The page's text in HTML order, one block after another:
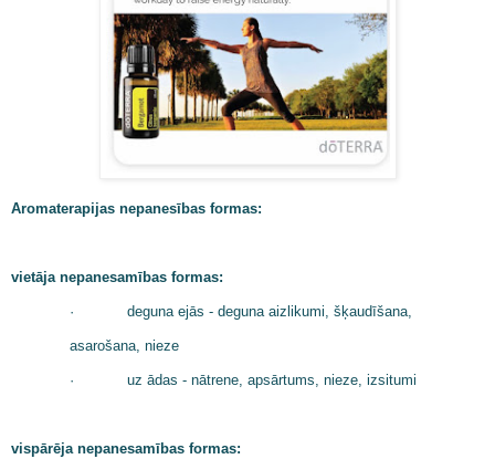
Aromaterapijas nepanesības formas:
vietāja nepanesamības formas:
· deguna ejās - deguna aizlikumi, šķaudīšana,
asarošana, nieze
· uz ādas - nātrene, apsārtums, nieze, izsitumi
vispārēja nepanesamības formas: